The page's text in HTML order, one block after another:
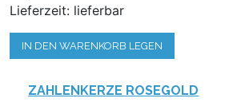
Lieferzeit: lieferbar
IN DEN WARENKORB LEGEN
ZAHLENKERZE ROSEGOLD